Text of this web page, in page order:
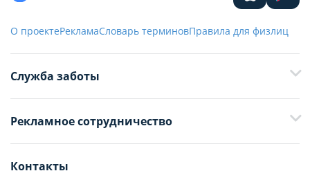
О проектеРекламаСловарь терминовПравила для физлиц
Служба заботы
+375 33 376-13-70
editor@domovita.by
Рекламное сотрудничество
kb@domovita.by
Контакты